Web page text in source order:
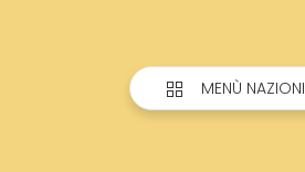
MENÙ NAZIONI